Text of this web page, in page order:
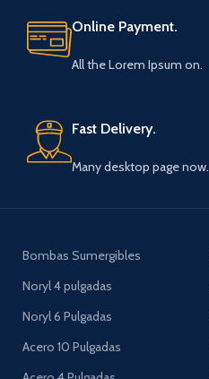
Online Payment.
All the Lorem Ipsum on.
Fast Delivery.
Many desktop page now.
Bombas Sumergibles
Noryl 4 pulgadas
Noryl 6 Pulgadas
Acero 10 Pulgadas